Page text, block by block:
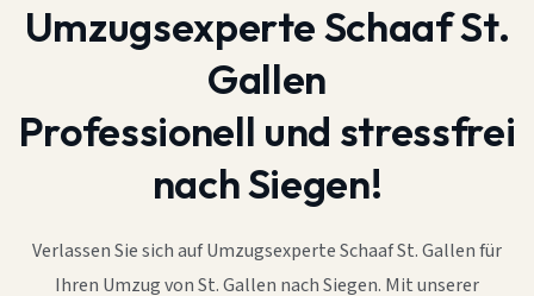
Umzugsexperte Schaaf St.
Gallen
Professionell und stressfrei
nach Siegen!
Verlassen Sie sich auf Umzugsexperte Schaaf St. Gallen für
Ihren Umzug von St. Gallen nach Siegen. Mit unserer